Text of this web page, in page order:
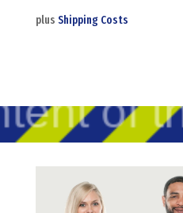
plus Shipping Costs